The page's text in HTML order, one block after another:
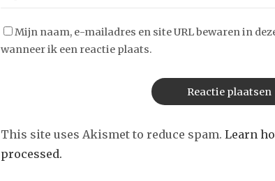
Mijn naam, e-mailadres en site URL bewaren in
wanneer ik een reactie plaats.
This site uses Akismet to reduce spam. Learn
processed.